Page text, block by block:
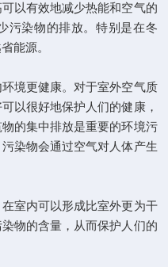
以有效地减少热能和空气的
污染物的排放。特别是在冬
能源。
境更健康。对于室外空气质
以很好地保护人们的健康，
的集中排放是重要的环境污
染物会通过空气对人体产生
室内可以形成比室外更为干
物的含量，从而保护人们的